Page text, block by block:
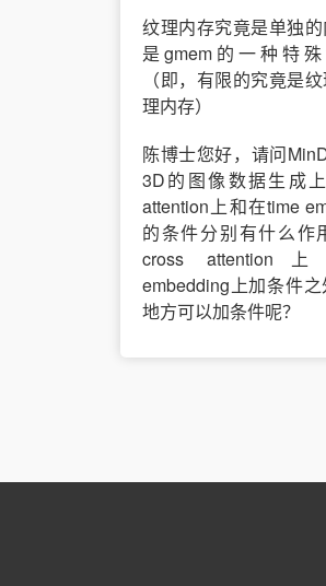
纹理内存究竟是单独
是gmem的一种特
（即，有限的究竟是
理内存）
陈博士您好，请问
3D的图像数据生成
attention上和在time
的条件分别有什么作
cross attention
embedding上加条件
地方可以加条件呢？